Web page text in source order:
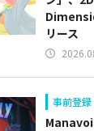
リース
事前登録